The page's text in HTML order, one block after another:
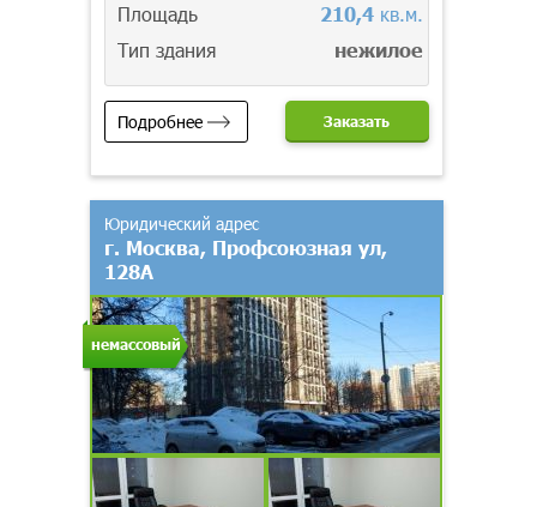
Площадь 210,4кв.м.
Тип здания
нежилое
Подробнее Заказать
немассовый
Юридический адрес
г. Москва, Профсоюзная ул,
128А